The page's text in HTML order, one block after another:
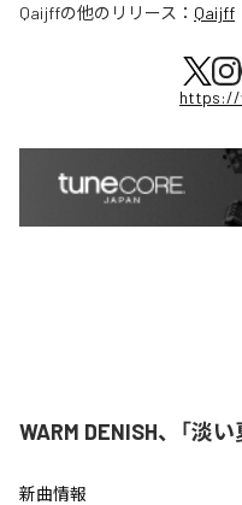
Qaijffの他のリリース： Qaijff
https://
WARM DENISH、「淡
新曲情報